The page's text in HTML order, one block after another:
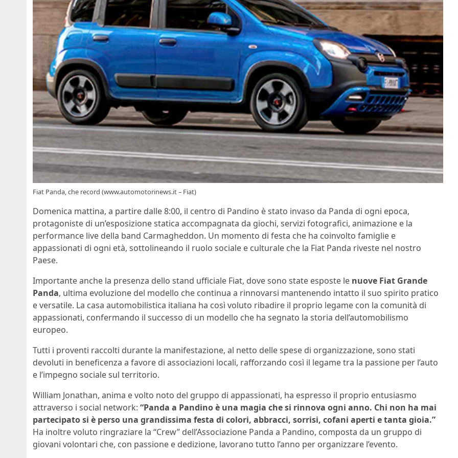
Fiat Panda, che record (www.automotorinews.it – Fiat)
Domenica mattina, a partire dalle 8:00, il centro di Pandino è stato invaso da Panda di ogni epoca,
protagoniste di un’esposizione statica accompagnata da giochi, servizi fotografici, animazione e la
performance live della band Carmagheddon. Un momento di festa che ha coinvolto famiglie e
appassionati di ogni età, sottolineando il ruolo sociale e culturale che la Fiat Panda riveste nel nostro
Paese.
Importante anche la presenza dello stand ufficiale Fiat, dove sono state esposte le nuove Fiat Grande
Panda, ultima evoluzione del modello che continua a rinnovarsi mantenendo intatto il suo spirito pratico
e versatile. La casa automobilistica italiana ha così voluto ribadire il proprio legame con la comunità di
appassionati, confermando il successo di un modello che ha segnato la storia dell’automobilismo
europeo.
Tutti i proventi raccolti durante la manifestazione, al netto delle spese di organizzazione, sono stati
devoluti in beneficenza a favore di associazioni locali, rafforzando così il legame tra la passione per l’auto
e l’impegno sociale sul territorio.
William Jonathan, anima e volto noto del gruppo di appassionati, ha espresso il proprio entusiasmo
attraverso i social network: “Panda a Pandino è una magia che si rinnova ogni anno. Chi non ha mai
partecipato si è perso una grandissima festa di colori, abbracci, sorrisi, cofani aperti e tanta gioia.”
Ha inoltre voluto ringraziare la “Crew” dell’Associazione Panda a Pandino, composta da un gruppo di
giovani volontari che, con passione e dedizione, lavorano tutto l’anno per organizzare l’evento.